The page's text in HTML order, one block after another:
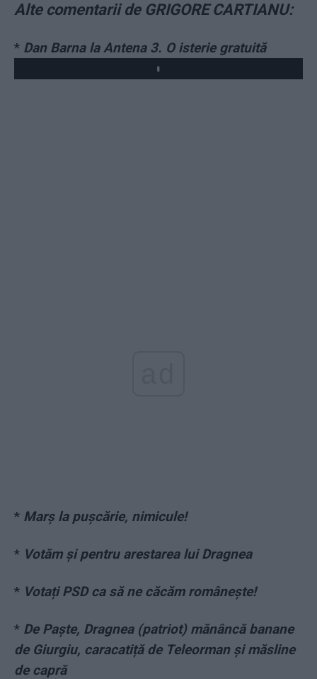
Alte comentarii de GRIGORE CARTIANU:
* Dan Barna la Antena 3. O isterie gratuită
Play
* Marș la pușcărie, nimicule!
* Votăm și pentru arestarea lui Dragnea
* Votați PSD ca să ne căcăm românește!
* De Paște, Dragnea (patriot) mănâncă banane
de Giurgiu, caracatiță de Teleorman și măsline
de capră